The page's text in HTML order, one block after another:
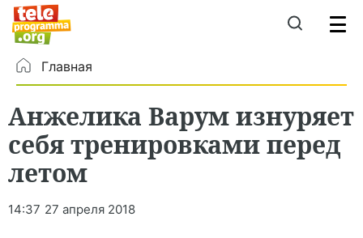
Главная
Анжелика Варум изнуряет
себя тренировками перед
летом
14:37 27 апреля 2018